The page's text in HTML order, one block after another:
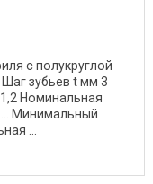
с полукруглой
зубьев t мм 3
Номинальная
Минимальный
...